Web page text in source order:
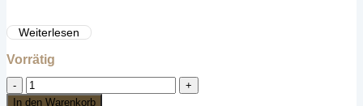
Weiterlesen
Vorrätig
Richard
du
In den Warenkorb